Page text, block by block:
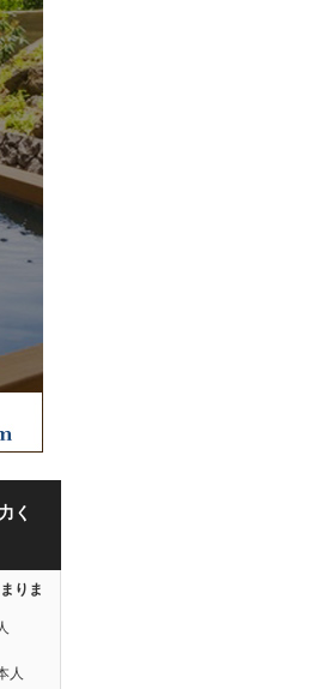
く
りま
人